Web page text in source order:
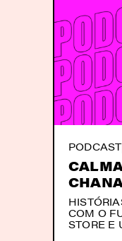
PODCAST
COM O
STORE E